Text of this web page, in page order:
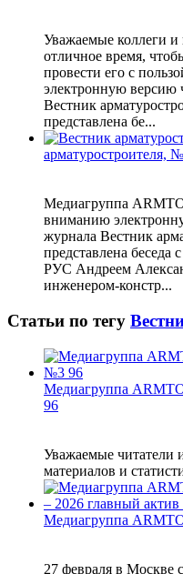
Уважаемые коллеги и
отличное время,
провести его с
электронную версию
Вестник
представлена бе...
арматуростроителя,
Медиагруппа
вниманию
журнала Вестник
представлена
РУС Андреем
инженером-констр...
Статьи по тегу
Медиагруппа
96
Уважаемые читатели
материалов и
Медиагруппа
27 февраля в